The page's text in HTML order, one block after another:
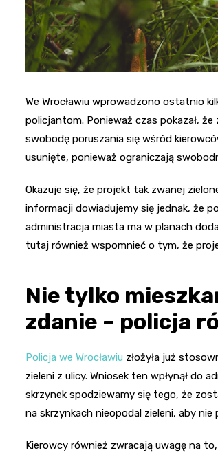
We Wrocławiu wprowadzono ostatnio
policjantom. Ponieważ czas pokazał,
swobodę poruszania się wśród
usunięte, ponieważ ograniczają
Okazuje się, że projekt tak zwanej
informacji dowiadujemy się jednak, że
administracja miasta ma w planach
tutaj również wspomnieć o tym, że
Nie tylko
zdanie – policja
Policja we Wrocławiu złożyła już
zieleni z ulicy. Wniosek ten wpłynął do
skrzynek spodziewamy się tego, że
na skrzynkach nieopodal zieleni, aby
Kierowcy również zwracają uwagę na